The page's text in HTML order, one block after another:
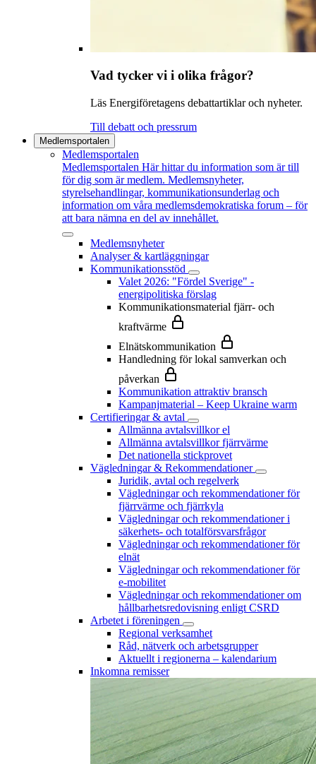
Vad tycker vi i olika frågor?
Läs Energiföretagens debattartiklar och nyheter.
Till debatt och pressrum
Medlemsportalen
Medlemsportalen
Medlemsportalen Här hittar du information som är till
för dig som är medlem. Medlemsnyheter,
styrelsehandlingar, kommunikationsunderlag och
information om våra medlemsdemokratiska forum – för
att bara nämna en del av innehållet.
Medlemsnyheter
Analyser & kartläggningar
Kommunikationsstöd
Valet 2026: "Fördel Sverige" -
energipolitiska förslag
Kommunikationsmaterial fjärr- och
kraftvärme
Elnätskommunikation
Handledning för lokal samverkan och
påverkan
Kommunikation attraktiv bransch
Kampanjmaterial – Keep Ukraine warm
Certifieringar & avtal
Allmänna avtalsvillkor el
Allmänna avtalsvillkor fjärrvärme
Det nationella stickprovet
Vägledningar & Rekommendationer
Juridik, avtal och regelverk
Vägledningar och rekommendationer för
fjärrvärme och fjärrkyla
Vägledningar och rekommendationer i
säkerhets- och totalförsvarsfrågor
Vägledningar och rekommendationer för
elnät
Vägledningar och rekommendationer för
e-mobilitet
Vägledningar och rekommendationer om
hållbarhetsredovisning enligt CSRD
Arbetet i föreningen
Regional verksamhet
Råd, nätverk och arbetsgrupper
Aktuellt i regionerna – kalendarium
Inkomna remisser